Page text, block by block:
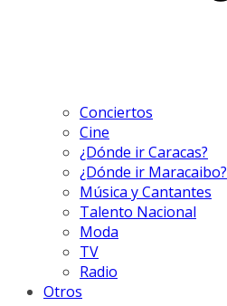
Conciertos
Cine
¿Dónde ir Caracas?
¿Dónde ir Maracaibo?
Música y Cantantes
Talento Nacional
Moda
TV
Radio
Otros